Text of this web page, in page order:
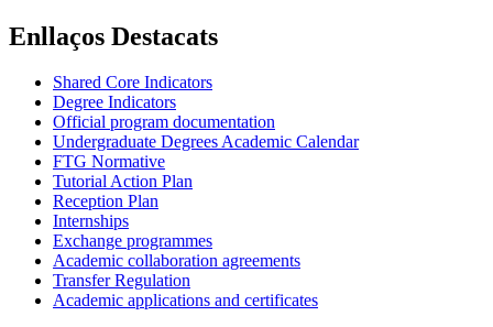
Enllaços Destacats
Shared Core Indicators
Degree Indicators
Official program documentation
Undergraduate Degrees Academic Calendar
FTG Normative
Tutorial Action Plan
Reception Plan
Internships
Exchange programmes
Academic collaboration agreements
Transfer Regulation
Academic applications and certificates